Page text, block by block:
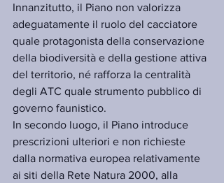
Innanzitutto, il Piano non valorizza
adeguatamente il ruolo del cacciatore
quale protagonista della conservazione
della biodiversità e della gestione attiva
del territorio, né rafforza la centralità
degli ATC quale strumento pubblico di
governo faunistico.
In secondo luogo, il Piano introduce
prescrizioni ulteriori e non richieste
dalla normativa europea relativamente
ai siti della Rete Natura 2000, alla